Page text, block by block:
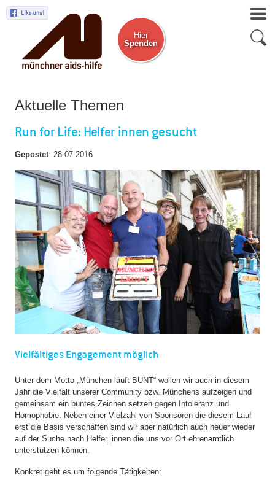
Hier
Spenden
Aktuelle Themen
Run for Life: Helfer_innen gesucht
Gepostet: 28.07.2016
Vielfältiges Engagement möglich
Unter dem Motto „München läuft BUNT“ wollen wir auch in diesem
Jahr die Vielfalt unserer Community bzw. Münchens aufzeigen und
gemeinsam ein buntes Zeichen setzen gegen Intoleranz und
Homophobie. Neben einer Vielzahl von Sponsoren die diesem Lauf
erst die Basis verschaffen sind wir aber natürlich auch heuer wieder
auf der Suche nach Helfer_innen die uns vor Ort ehrenamtlich
unterstützen können.
Konkret geht es um folgende Tätigkeiten: